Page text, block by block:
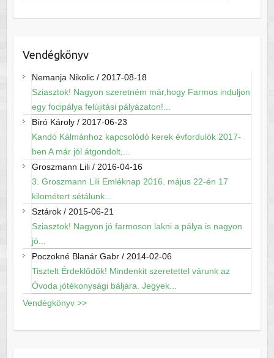
Vendégkönyv
Nemanja Nikolic/ 2017-08-18
Sziasztok! Nagyon szeretném már,hogy Farmos induljon
egy focipálya felújitási pályázaton!...
Bíró Károly/ 2017-06-23
Kandó Kálmánhoz kapcsolódó kerek évfordulók 2017-
ben A már jól átgondolt,...
Groszmann Lili/ 2016-04-16
3. Groszmann Lili Emléknap 2016. május 22-én 17
kilométert sétálunk...
Sztárok/ 2015-06-21
Sziasztok! Nagyon jó farmoson lakni a pálya is nagyon
jó...
Poczokné Blanár Gabr/ 2014-02-06
Tisztelt Érdeklődők! Mindenkit szeretettel várunk az
Óvoda jótékonysági báljára. Jegyek...
Vendégkönyv >>